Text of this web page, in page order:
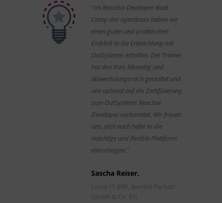
"Im Reactive Developer Boot
Camp der agentbase haben wir
einen guten und praktischen
Einblick in die Entwicklung mit
OutSystems erhalten. Der Trainer
hat den Kurs lebendig und
abwechslungsreich gestaltet und
uns optimal auf die Zertifizierung
zum OutSystems Reactive
Developer vorbereitet. Wir freuen
uns, jetzt noch tiefer in die
mächtige und flexible Plattform
einzusteigen."
Sascha Reiser,
Leiter IT-ERP, Bembé Parkett
GmbH & Co. KG